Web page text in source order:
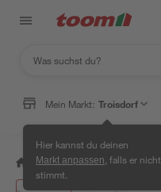
Mein Markt: Troisdorf
Hier kannst du deinen
Markt anpassen , falls er nicht
stimmt.
/ Werkstatt & Maschinen /